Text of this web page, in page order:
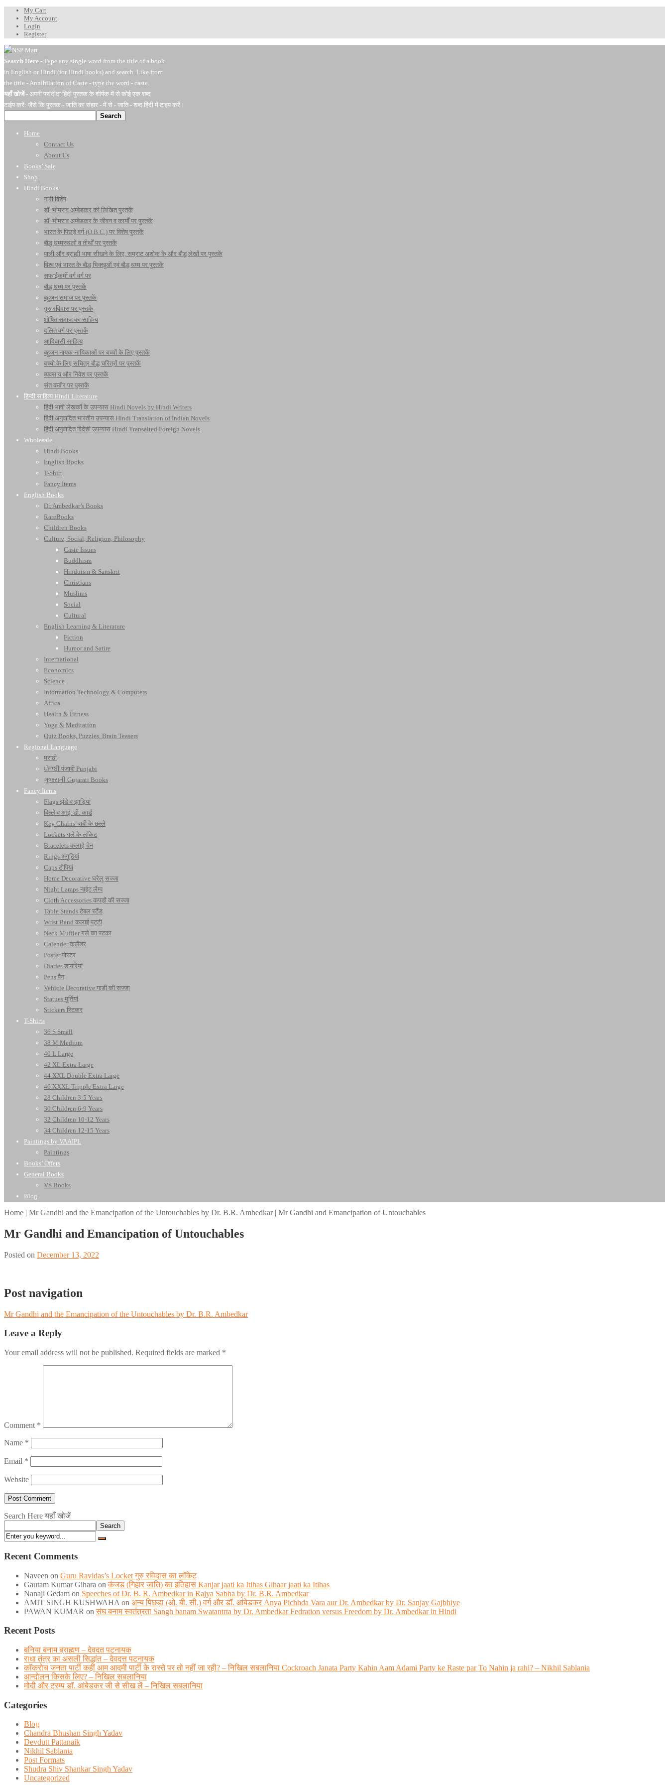
My Cart
My Account
Login
Register
Search Here - Type any single word from the title of a book
in English or Hindi (for Hindi books) and search. Like from
the title - Annihilation of Caste - type the word - caste.
यहाँ खोजें- अपनी पसंदीदा हिंदी पुस्तक के शीर्षक में से कोई एक शब्द
टाईप करें: जैसे कि पुस्तक - जाति का संहार - में से - जाति - शब्द हिंदी में टाइप करें।
Search
Home
Contact Us
About Us
Books’ Sale
Shop
Hindi Books
नारी विशेष
डॉ. भीमराव अम्बेडकर की लिखित पुस्तकें
डॉ. भीमराव अम्बेडकर के जीवन व कार्यों पर पुस्तकें
भारत के पिछड़े वर्ग (O.B.C.) पर विशेष पुस्तकें
बौद्ध धम्मस्थलों व तीर्थों पर पुस्तकें
पाली और ब्राह्मी भाषा सीखने के लिए, सम्राट अशोक के और बौद्ध लेखों पर पुस्तकें
विश्व एवं भारत के बौद्ध भिक्खुओं एवं बौद्ध धम्म पर पुस्तकें
सफाईकर्मी वर्ग वर्ग पर
बौद्ध धम्म पर पुस्तकें
बहुजन समाज पर पुस्तकें
गुरु रविदास पर पुस्तकें
शोषित समाज का साहित्य
दलित वर्ग पर पुस्तकें
आदिवासी साहित्य
बहुजन नायक-नायिकाओं पर बच्चों के लिए पुस्तकें
बच्चो के लिए सचित्र बौद्ध चरित्रों पर पुस्तकें
व्यवसाय और निवेश पर पुस्तकें
संत कबीर पर पुस्तकें
हिन्दी साहित्य Hindi Literature
हिंदी भाषी लेखकों के उपन्यास Hindi Novels by Hindi Writers
हिंदी अनुवादित भारतीय उपन्यास Hindi Translation of Indian Novels
हिंदी अनुवादित विदेशी उपन्यास Hindi Transalted Foreign Novels
Wholesale
Hindi Books
English Books
T-Shirt
Fancy Items
English Books
Dr. Ambedkar’s Books
RareBooks
Children Books
Culture, Social, Religion, Philosophy
Caste Issues
Buddhism
Hinduism & Sanskrit
Christians
Muslims
Social
Cultural
English Learning & Literature
Fiction
Humor and Satire
International
Economics
Science
Information Technology & Computers
Africa
Health & Fitness
Yoga & Meditation
Quiz Books, Puzzles, Brain Teasers
Regional Language
मराठी
ਪੰਜਾਬੀ पंजाबी Punjabi
ગુજરાતી Gujarati Books
Fancy Items
Flags झंडे व झाड़ियां
बिल्ले व आई. डी. कार्ड
Key Chains चाबी के छल्ले
Lockets गले के लॉकेट
Bracelets कलाई चेन
Rings अंगूठियां
Caps टोपियां
Home Decorative घरेलू सज्जा
Night Lamps नाईट लैम्प
Cloth Accessories कपड़ों की सज्जा
Table Stands टेबल स्टैंड
Wrist Band कलाई पट्टी
Neck Muffler गले का पटका
Calender कलैंडर
Poster पोस्टर
Diaries डायरियां
Pens पैन
Vehicle Decorative गाडी की सज्जा
Statues मूर्तियां
Stickers स्टिकर
T-Shirts
36 S Small
38 M Medium
40 L Large
42 XL Extra Large
44 XXL Double Extra Large
46 XXXL Tripple Extra Large
28 Children 3-5 Years
30 Children 6-9 Years
32 Children 10-12 Years
34 Children 12-15 Years
Paintings by VAAIPL
Paintings
Books’ Offers
General Books
VS Books
Blog
Home | Mr Gandhi and the Emancipation of the Untouchables by Dr. B.R. Ambedkar | Mr Gandhi and Emancipation of Untouchables
Mr Gandhi and Emancipation of Untouchables
Posted on December 13, 2022
Post navigation
Mr Gandhi and the Emancipation of the Untouchables by Dr. B.R. Ambedkar
Leave a Reply
Your email address will not be published. Required fields are marked *
Comment *
Name *
Email *
Website
Search Here यहाँ खोजें
Search
Recent Comments
Naveen on Guru Ravidas’s Locket गुरु रविदास का लॉकेट
Gautam Kumar Gihara onकंजड़ (गिहार जाति) का इतिहास Kanjar jaati ka Itihas Gihaar jaati ka Itihas
Nanaji Gedam on Speeches of Dr. B. R. Ambedkar in Rajya Sabha by Dr. B.R. Ambedkar
AMIT SINGH KUSHWAHA on अन्य पिछड़ा (ओ. बी. सी.) वर्ग और डॉ. आंबेडकर Anya Pichhda Vara aur Dr. Ambedkar by Dr. Sanjay Gajbhiye
PAWAN KUMAR onसंघ बनाम स्वतंत्रता Sangh banam Swatantrta by Dr. Ambedkar Fedration versus Freedom by Dr. Ambedkar in Hindi
Recent Posts
बनिया बनाम ब्राह्मण – देवदत पटनायक
राधा तंत्र का असली सिद्धांत – देवदत्त पटनायक
कॉकरोच जनता पार्टी कहीं आम आदमी पार्टी के रास्ते पर तो नहीं जा रही? – निखिल सबलानिया Cockroach Janata Party Kahin Aam Adami Party ke Raste par To Nahin ja rahi? – Nikhil Sablania
आन्दोलन किसके लिए? – निखिल सबलानिया
मोदी और ट्रम्प डाॅ. आंबेडकर जी से सीख लें – निखिल सबलानिया
Categories
Blog
Chandra Bhushan Singh Yadav
Devdutt Pattanaik
Nikhil Sablania
Post Formats
Shudra Shiv Shankar Singh Yadav
Uncategorized